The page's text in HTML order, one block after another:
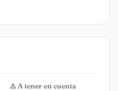
⚠️ A tener en cuenta